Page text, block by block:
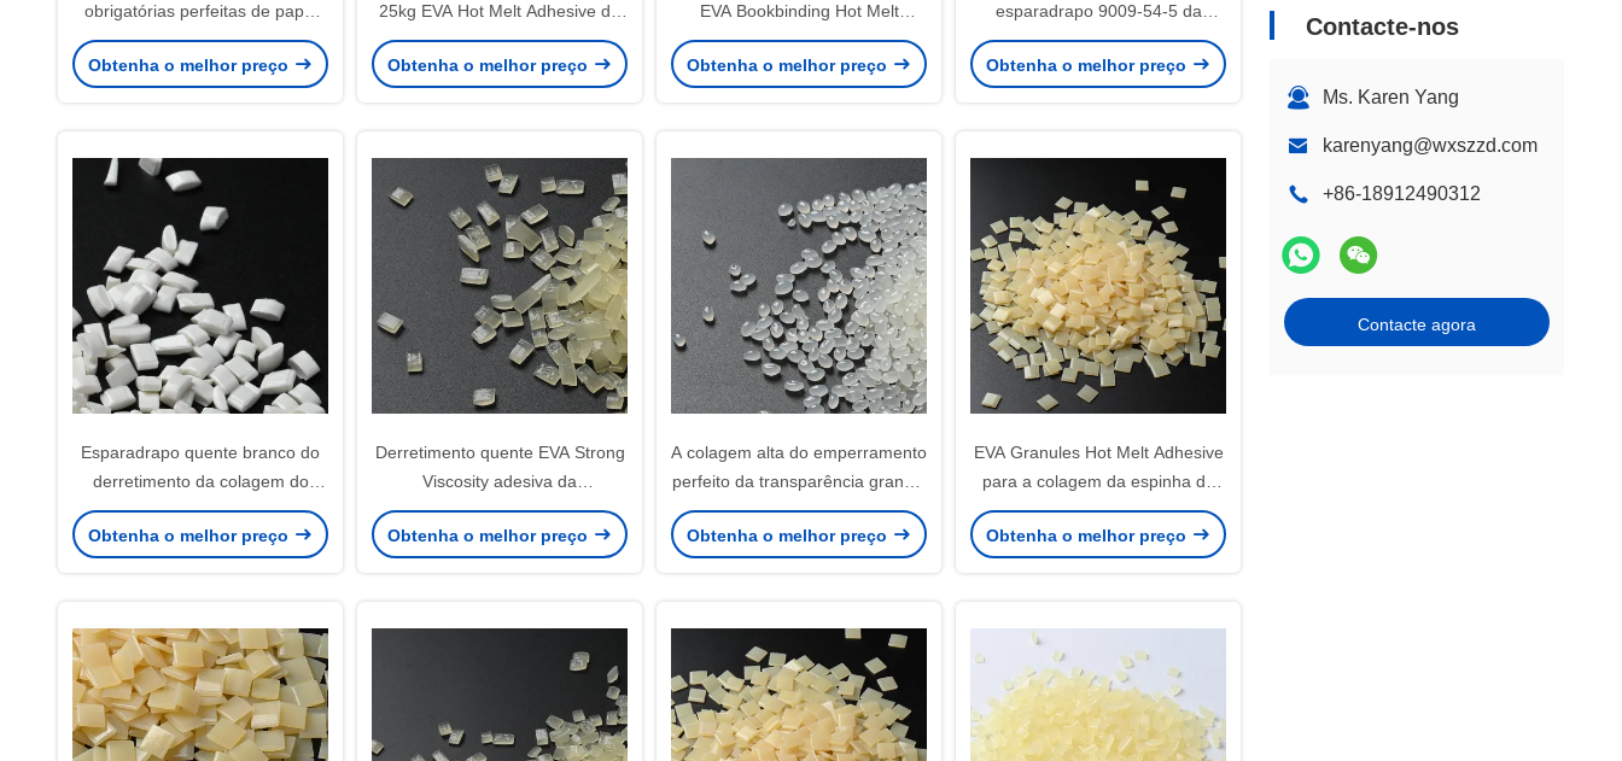
Contacte-nos
Ms. Karen Yang
karenyang@wxszzd.com
+86-18912490312
Contacte agora
obrigatórias perfeitas de papel
EVA Hot Glue White Yellow da
colagem
Obtenha o melhor preço
25kg EVA Hot Melt Adhesive da
colagem do emperramento de
livro
Obtenha o melhor preço
EVA Bookbinding Hot Melt
Adhesive 5-40deg da colagem
da espinha
Obtenha o melhor preço
esparadrapo 9009-54-5 da
colagem do derretimento quente
da encadernação 25kg
Obtenha o melhor preço
Esparadrapo quente branco do
derretimento da colagem do
emperramento de livro da
operação da baixa temperatura
Obtenha o melhor preço
Derretimento quente EVA Strong
Viscosity adesiva da
encadernação da resistência da
temperatura
Obtenha o melhor preço
A colagem alta do emperramento
perfeito da transparência granula
a resistência do tempo
Obtenha o melhor preço
EVA Granules Hot Melt Adhesive
para a colagem da espinha do
emperramento de livro
Obtenha o melhor preço